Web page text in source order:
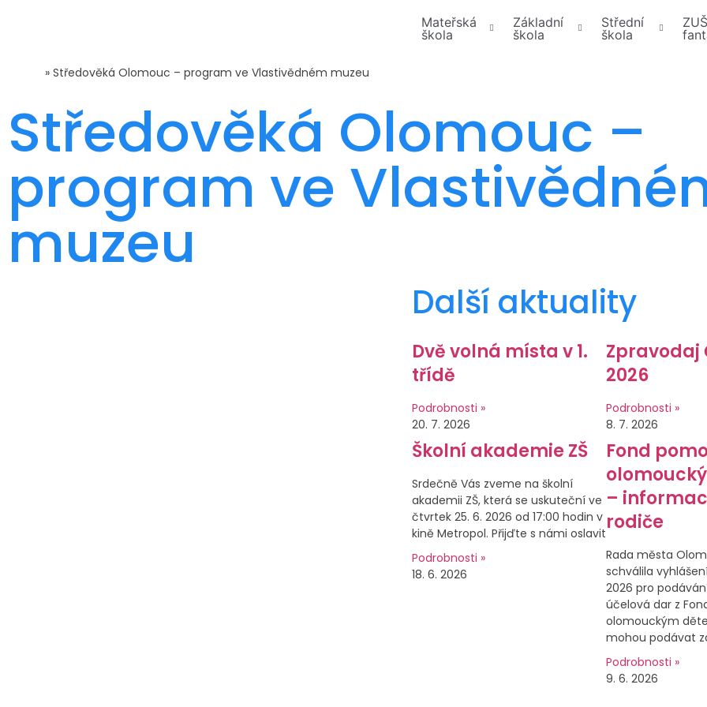
Mateřská
škola
Základní
škola
Střední
škola
ZUŠ
» Středověká Olomouc – program ve Vlastivědném muzeu
Středověká Olomouc –
program ve
muzeu
Další aktuality
Dvě volná místa v 1.
třídě
Podrobnosti »
20. 7. 2026
Zpravodaj
2026
Podrobnosti »
8. 7. 2026
Školní akademie ZŠ
Srdečně Vás zveme na školní
akademii ZŠ, která se uskuteční ve
čtvrtek 25. 6. 2026 od 17:00 hodin v
kině Metropol. Přijďte s námi oslavit
Podrobnosti »
18. 6. 2026
Fond
–
rodiče
Rada města
schválila
2026 pro
účelová dar z
olomouckým
mohou podávat
Podrobnosti »
9. 6. 2026